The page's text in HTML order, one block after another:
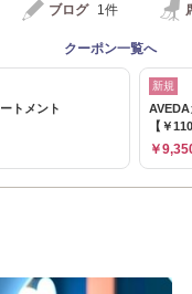
ブログ 1件
クーポン一覧へ
トメント
新規
【￥
￥